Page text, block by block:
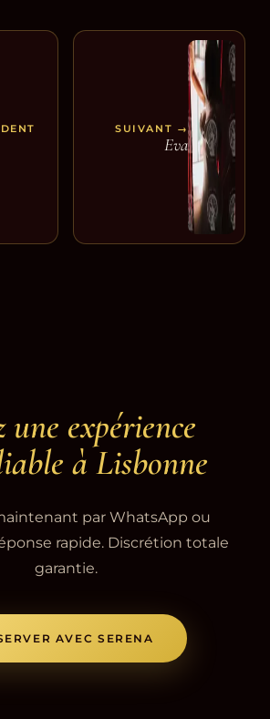
SUIVANT →
Eva
une expérience
à Lisbonne
par WhatsApp ou
rapide. Discrétion totale
garantie.
AVEC SERENA